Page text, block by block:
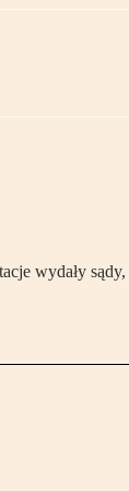
wydały sądy,